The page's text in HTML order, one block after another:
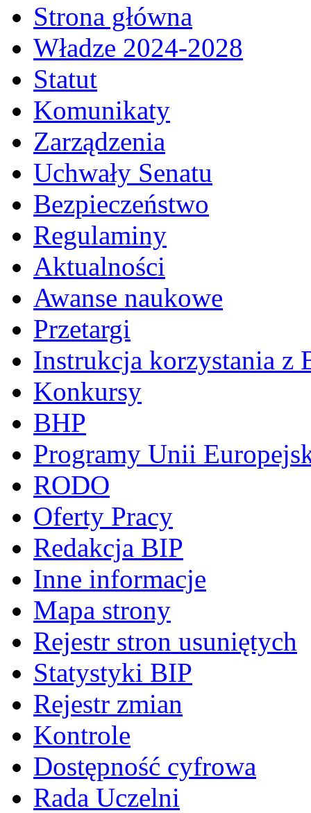
Strona główna
Władze 2024-2028
Statut
Komunikaty
Zarządzenia
Uchwały Senatu
Bezpieczeństwo
Regulaminy
Aktualności
Awanse naukowe
Przetargi
Instrukcja korzystania z
Konkursy
BHP
Programy Unii
RODO
Oferty Pracy
Redakcja BIP
Inne informacje
Mapa strony
Rejestr stron usuniętych
Statystyki BIP
Rejestr zmian
Kontrole
Dostępność cyfrowa
Rada Uczelni